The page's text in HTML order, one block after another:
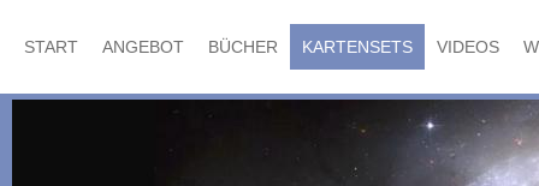
START ANGEBOT BÜCHER KARTENSETS VIDEOS